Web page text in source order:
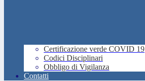
Certificazione verde COVID 19
Codici Disciplinari
Obbligo di Vigilanza
Contatti